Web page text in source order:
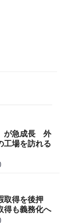
が急成長 外
工場を訪れる
取得を後押
も義務化へ